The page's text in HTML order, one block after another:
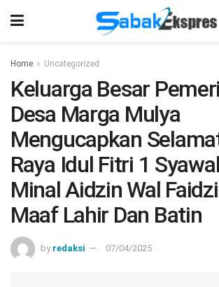
Home Uncategorized
Keluarga Besar
Desa Marga Mulya
Mengucapkan
Raya Idul Fitri 1
Minal Aidzin Wal
Maaf Lahir Dan Batin
by redaksi 07/04/2025